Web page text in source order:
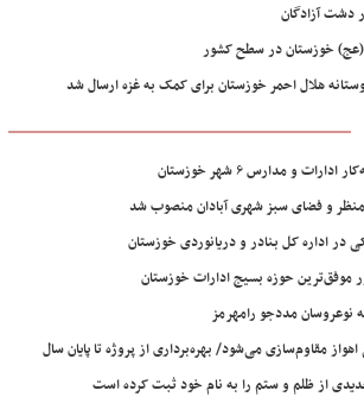
دشت آزادگان
(عج) خوزستان در سطح کشور
هلال احمر خوزستان برای کمک به غزه ارسال شد
منظر و فضای سبز شهری آبادان منصوب شد
در اداره کل بنادر و دریانوردی خوزستان
موفق‌ترین حوزه بسیج ادارات خوزستان
مقاوم‌سازی می‌شود/ بهره‌برداری از پروژه تا پایان سال
از ظلم و ستم را به نام خود ثبت کرده است